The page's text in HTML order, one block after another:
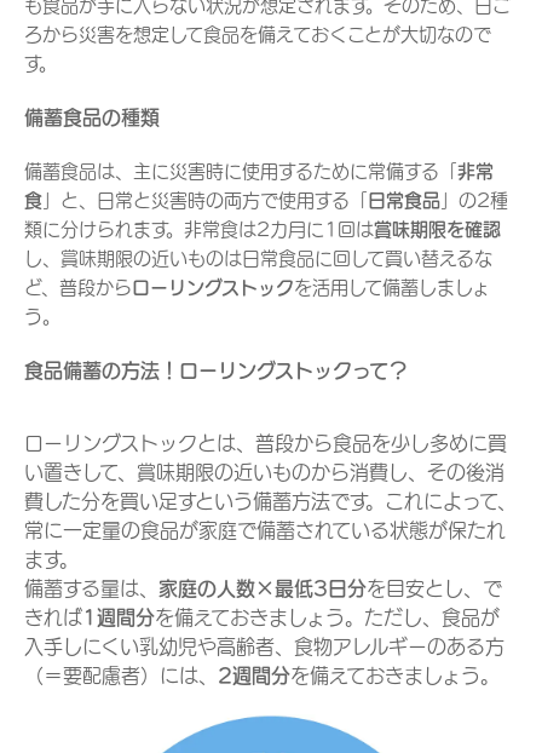
も食品が手に入らない状況が想定されます。そのため、日ご
ろから災害を想定して食品を備えておくことが大切なので
す。
備蓄食品の種類
備蓄食品は、主に災害時に使用するために常備する「 非常
食 」と、日常と災害時の両方で使用する「 日常食品 」の2種
類に分けられます。非常食は2カ月に1回は賞味期限を確認
し、賞味期限の近いものは日常食品に回して買い替えるな
ど、普段からローリングストックを活用して備蓄しましょ
う。
食品備蓄の方法！ローリングストックって？
ローリングストックとは、普段から食品を少し多めに買
い置きして、賞味期限の近いものから消費し、その後消
費した分を買い足すという備蓄方法です。これによって、
常に一定量の食品が家庭で備蓄されている状態が保たれ
ます。
備蓄する量は、 家庭の人数×最低3日分を目安とし、で
きれば1週間分を備えておきましょう。ただし、食品が
入手しにくい乳幼児や高齢者、食物アレルギーのある方
（＝要配慮者）には、 2週間分を備えておきましょう。